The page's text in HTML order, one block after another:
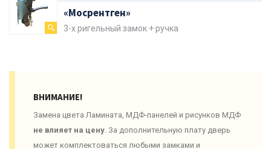
«Мосрентген»
3-х ригельный замок + ручка
ВНИМАНИЕ!
Замена цвета Ламината, МДФ-панелей и рисунков МДФ
не влияет на цену. За дополнительную плату дверь
может комплектоваться любыми замками и